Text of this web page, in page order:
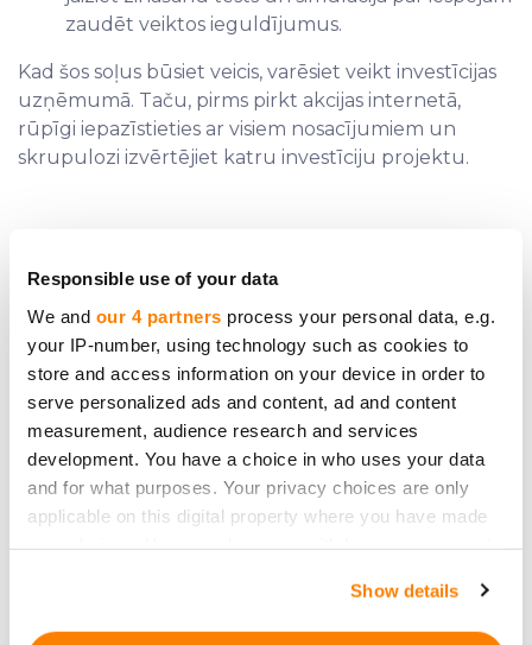
Responsible use of your data
We and our 4 partners process your personal data, e.g.
your IP-number, using technology such as cookies to
store and access information on your device in order to
serve personalized ads and content, ad and content
measurement, audience research and services
development. You have a choice in who uses your data
and for what purposes. Your privacy choices are only
applicable on this digital property where you have made
Show details
zaudēt veiktos ieguldījumus.
Kad šos soļus būsiet veicis, varēsiet veikt investīcijas
uzņēmumā. Taču, pirms pirkt akcijas internetā,
rūpīgi iepazīstieties ar visiem nosacījumiem un
skrupulozi izvērtējiet katru investīciju projektu.
Sazinies ar mums
Esi pirmais, kas uzzina
jaunumus par
investīciju projektiem